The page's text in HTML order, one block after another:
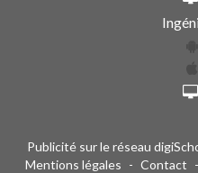
Publicité sur le réseau
Mentions légales - Contact